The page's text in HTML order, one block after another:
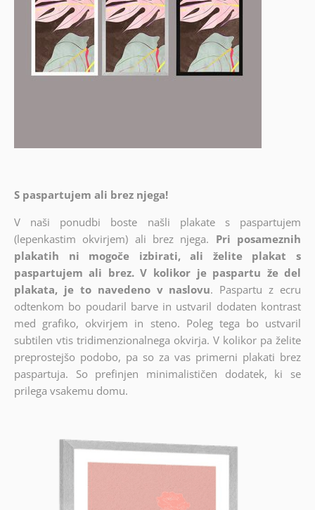
S paspartujem ali brez njega!
V naši ponudbi boste našli plakate s paspartujem
(lepenkastim okvirjem) ali brez njega. Pri posameznih
plakatih ni mogoče izbirati, ali želite plakat s
paspartujem ali brez. V kolikor je paspartu že del
plakata, je to navedeno v naslovu. Paspartu z ecru
odtenkom bo poudaril barve in ustvaril dodaten kontrast
med grafiko, okvirjem in steno. Poleg tega bo ustvaril
subtilen vtis tridimenzionalnega okvirja. V kolikor pa želite
preprostejšo podobo, pa so za vas primerni plakati brez
paspartuja. So prefinjen minimalističen dodatek, ki se
prilega vsakemu domu.